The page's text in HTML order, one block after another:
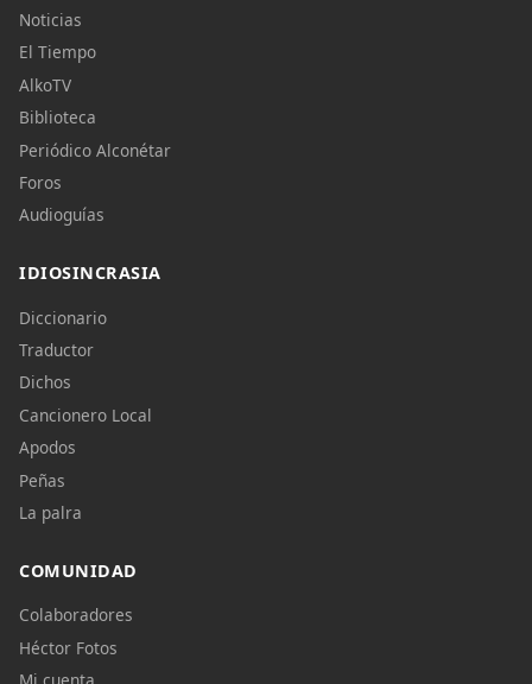
Noticias
El Tiempo
AlkoTV
Biblioteca
Periódico Alconétar
Foros
Audioguías
IDIOSINCRASIA
Diccionario
Traductor
Dichos
Cancionero Local
Apodos
Peñas
La palra
COMUNIDAD
Colaboradores
Héctor Fotos